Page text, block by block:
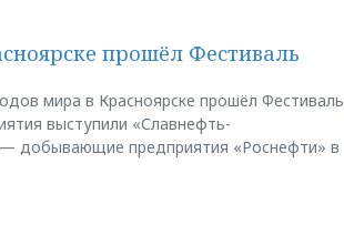
прошёл Фестиваль
мира в Красноярске прошёл Фестиваль
выступили «Славнефть-
— добывающие предприятия «Роснефти» в